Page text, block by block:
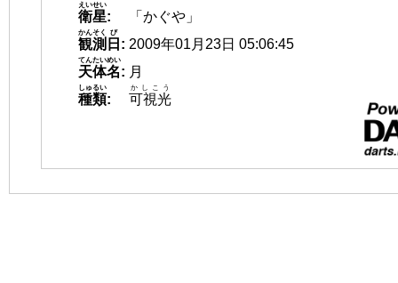
衛星
えいせい
:
「かぐや」
観測
かんそく
日
び
: 2009年01月23日 05:06:45
天体名
てんたいめい
: 月
種類
しゅるい
: 可視光
かしこう